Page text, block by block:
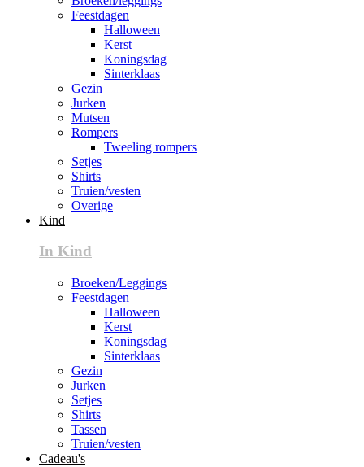
Feestdagen
Halloween
Kerst
Koningsdag
Sinterklaas
Gezin
Jurken
Mutsen
Rompers
Tweeling rompers
Setjes
Shirts
Truien/vesten
Overige
Kind
In Kind
Broeken/Leggings
Feestdagen
Halloween
Kerst
Koningsdag
Sinterklaas
Gezin
Jurken
Setjes
Shirts
Tassen
Truien/vesten
Cadeau's